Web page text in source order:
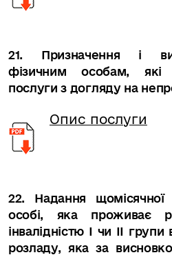
21. Призначення і
фізичним особам, які
послуги з догляду на
Опис послуги
22. Надання
особі, яка проживає
інвалідністю I чи II групи
розладу, яка за